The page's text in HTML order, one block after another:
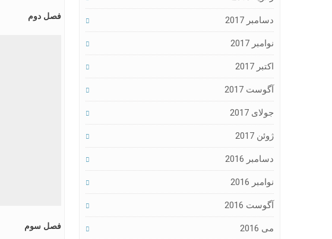
فصل دوم
فصل سوم
دسامبر 2017
نوامبر 2017
اکتبر 2017
آگوست 2017
جولای 2017
ژوئن 2017
دسامبر 2016
نوامبر 2016
آگوست 2016
می 2016